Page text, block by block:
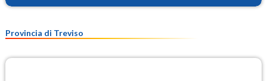
Provincia di Treviso